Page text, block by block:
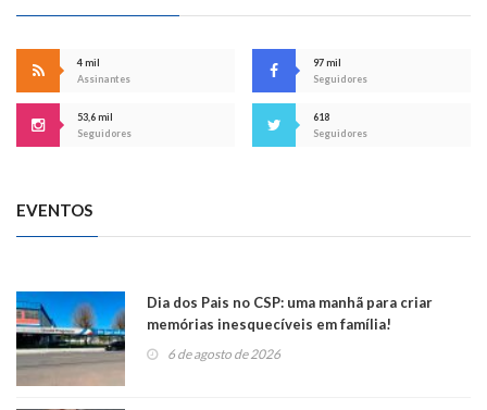
4 mil
Assinantes
97 mil
Seguidores
53,6 mil
Seguidores
618
Seguidores
EVENTOS
Dia dos Pais no CSP: uma manhã para criar
memórias inesquecíveis em família!
6 de agosto de 2026